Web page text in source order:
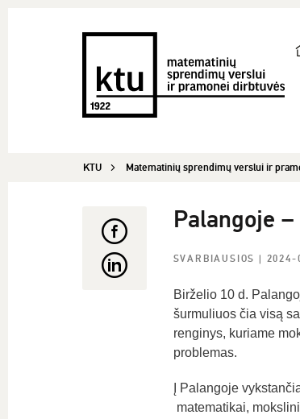
KTU Matematinių sprendimų verslui ir
Palangoje
SVARBIAUSIOS | 2024-
Birželio 10 d.
šurmuliuos čia visą
renginys, kuriame
problemas.
Į Palangoje
matematikai,